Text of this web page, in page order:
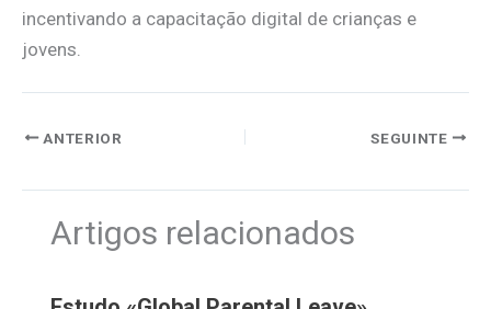
incentivando a capacitação digital de crianças e
jovens.
ANTERIOR SEGUINTE
Artigos relacionados